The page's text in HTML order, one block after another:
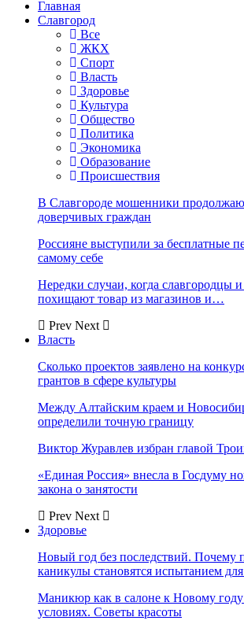
Главная
Славгород
Все
ЖКХ
Спорт
Власть
Здоровье
Культура
Общество
Политика
Экономика
Образование
Происшествия
В Славгороде мошенники
доверчивых граждан
Россияне выступили за бесплатные
самому себе
Нередки случаи, когда славгородцы и
похищают товар из магазинов и…
Prev Next
Власть
Сколько проектов заявлено на
грантов в сфере культуры
Между Алтайским краем и
определили точную границу
Виктор Журавлев избран главой
«Единая Россия» внесла в Госдуму
закона о занятости
Prev Next
Здоровье
Новый год без последствий. Почему
каникулы становятся испытанием
Маникюр как в салоне к Новому
условиях. Советы красоты